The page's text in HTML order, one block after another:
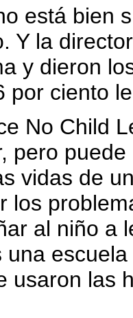
está bien
Y la
y dieron
por ciento
No Child
pero
vidas de
los
al niño a
una
usaron las